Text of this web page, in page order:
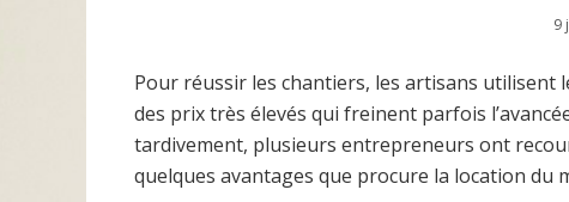
9
Pour réussir les chantiers, les artisans utilisent
des prix très élevés qui freinent parfois
tardivement, plusieurs entrepreneurs ont
quelques avantages que procure la location du